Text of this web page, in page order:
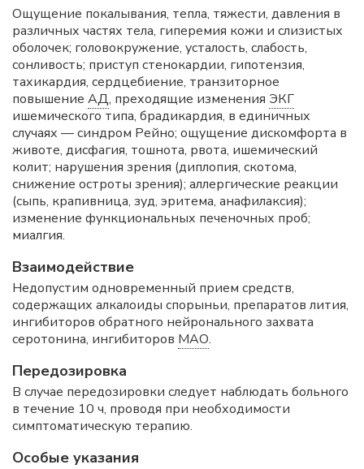
Ощущение покалывания, тепла, тяжести, давления в
различных частях тела, гиперемия кожи и слизистых
оболочек; головокружение, усталость, слабость,
сонливость; приступ стенокардии, гипотензия,
тахикардия, сердцебиение, транзиторное
повышение АД, преходящие изменения ЭКГ
ишемического типа, брадикардия, в единичных
случаях — синдром Рейно; ощущение дискомфорта в
животе, дисфагия, тошнота, рвота, ишемический
колит; нарушения зрения (диплопия, скотома,
снижение остроты зрения); аллергические реакции
(сыпь, крапивница, зуд, эритема, анафилаксия);
изменение функциональных печеночных проб;
миалгия.
Взаимодействие
Недопустим одновременный прием средств,
содержащих алкалоиды спорыньи, препаратов лития,
ингибиторов обратного нейронального захвата
серотонина, ингибиторов МАО.
Передозировка
В случае передозировки следует наблюдать больного
в течение 10 ч, проводя при необходимости
симптоматическую терапию.
Особые указания